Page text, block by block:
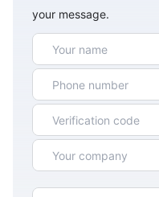
your message.